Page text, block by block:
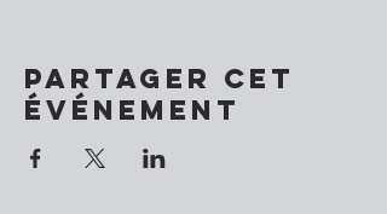
Partager cet
événement